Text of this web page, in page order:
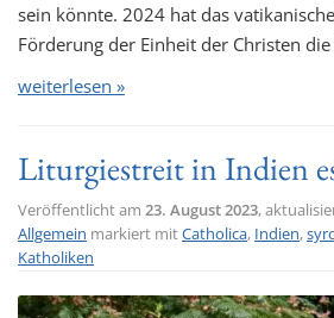
sein könnte. 2024 hat das
Förderung der Einheit der Christen
weiterlesen »
Liturgiestreit in Indien
Veröffentlicht am 23. August 2023,
Allgemein markiert mitCatholica, Indien,
Katholiken